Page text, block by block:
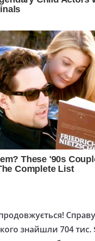
знайшли 704